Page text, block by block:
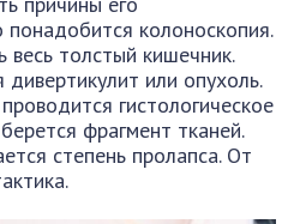
понадобится колоноскопия.
толстый кишечник.
или опухоль.
гистологическое
фрагмент тканей.
степень пролапса. От